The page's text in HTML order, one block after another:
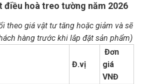
điều hoà treo tường năm 2026
theo giá vật tư tăng hoặc giảm và sẽ
hàng trước khi lắp đặt sản phẩm)
Đ.vị
Đơn
giá
VNĐ